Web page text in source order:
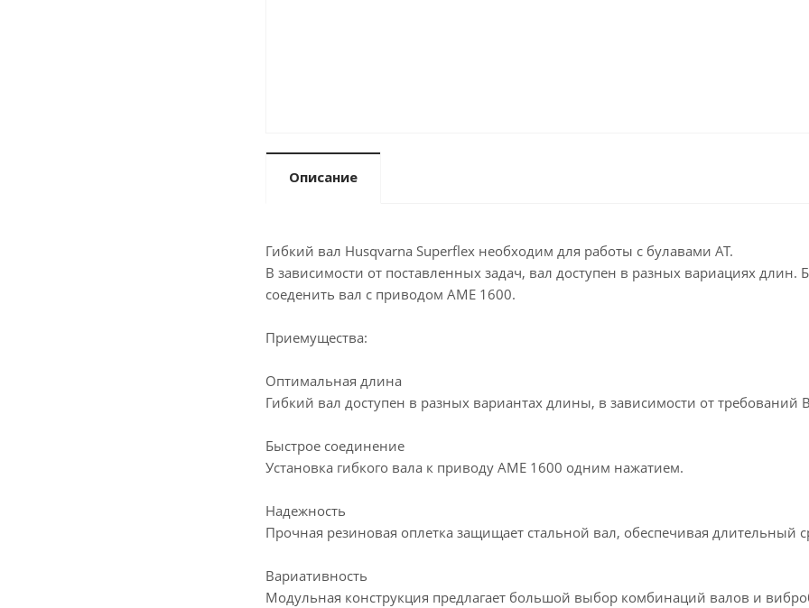
Описание
Гибкий вал Husqvarna Superflex необходим для работы с булавами АТ.
В зависимости от поставленных задач, вал доступен в разных вариациях длин.
соеденить вал с приводом АМЕ 1600.
Приемущества:
Оптимальная длина
Гибкий вал доступен в разных вариантах длины, в зависимости от требований
Быстрое соединение
Установка гибкого вала к приводу АМЕ 1600 одним нажатием.
Надежность
Прочная резиновая оплетка защищает стальной вал, обеспечивая длительный
Вариативность
Модульная конструкция предлагает большой выбор комбинаций валов и